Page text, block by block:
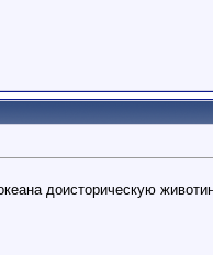
доисторическую